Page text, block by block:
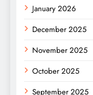
January 2026
December 2025
November 2025
October 2025
September 2025